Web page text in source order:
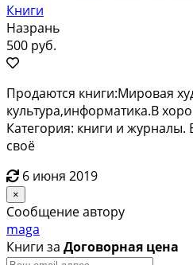
Книги
Назрань
500 руб.
Продаются книги:Мировая
культура,информатика.В
Категория: книги и
своё
6 июня 2019
×
Сообщение автору
maga
Книги за Договорная цена